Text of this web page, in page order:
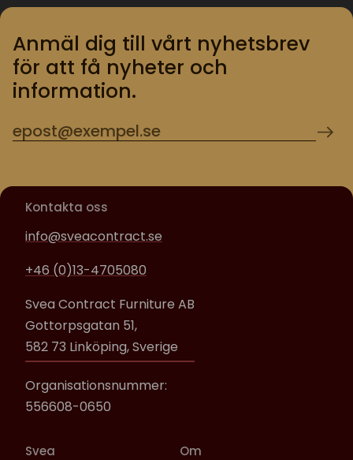
Anmäl dig till vårt nyhetsbrev
för att få nyheter och
information.
Kontakta oss
info@sveacontract.se
+46 (0)13-4705080
Svea Contract Furniture AB
Gottorpsgatan 51,
582 73 Linköping, Sverige
Organisationsnummer:
556608-0650
Svea Om